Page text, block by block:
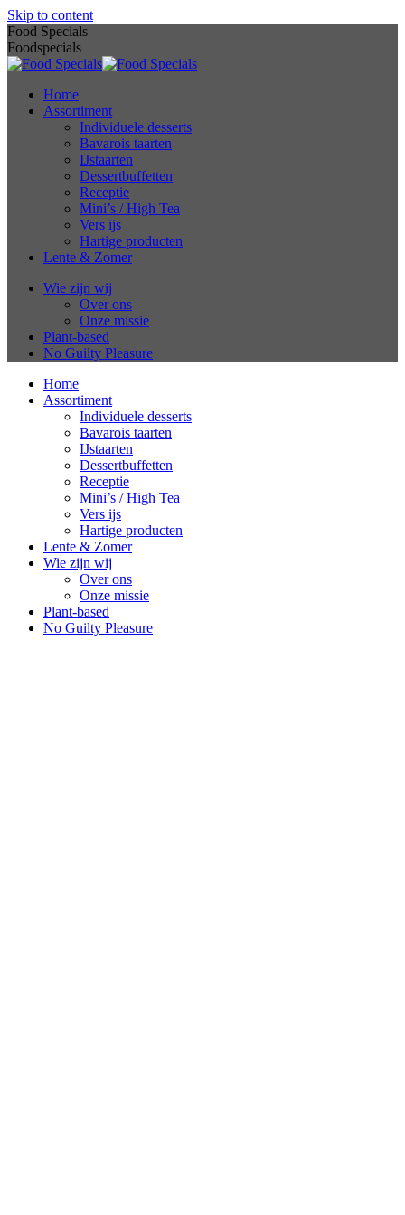
Skip to content
Food Specials
Foodspecials
Home
Assortiment
Individuele desserts
Bavarois taarten
IJstaarten
Dessertbuffetten
Receptie
Mini’s / High Tea
Vers ijs
Hartige producten
Lente & Zomer
Wie zijn wij
Over ons
Onze missie
Plant-based
No Guilty Pleasure
Home
Assortiment
Individuele desserts
Bavarois taarten
IJstaarten
Dessertbuffetten
Receptie
Mini’s / High Tea
Vers ijs
Hartige producten
Lente & Zomer
Wie zijn wij
Over ons
Onze missie
Plant-based
No Guilty Pleasure